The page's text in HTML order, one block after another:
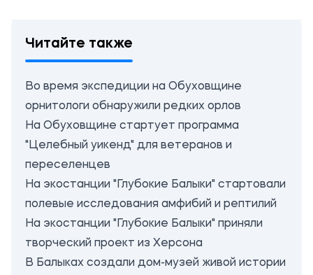
Читайте также
Во время экспедиции на Обуховщине
орнитологи обнаружили редких орлов
На Обуховщине стартует программа
"Целебный уикенд" для ветеранов и
переселенцев
На экостанции "Глубокие Балыки" стартовали
полевые исследования амфибий и рептилий
На экостанции "Глубокие Балыки" приняли
творческий проект из Херсона
В Балыках создали дом-музей живой истории